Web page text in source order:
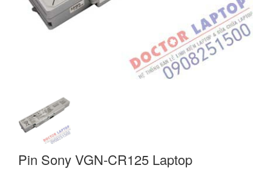
Pin Sony VGN-CR125 Laptop